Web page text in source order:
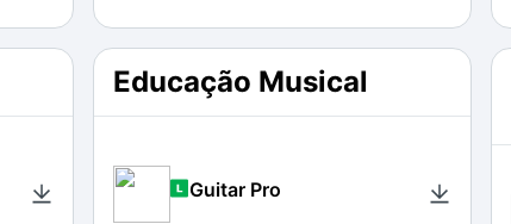
Educação Musical
Guitar Pro